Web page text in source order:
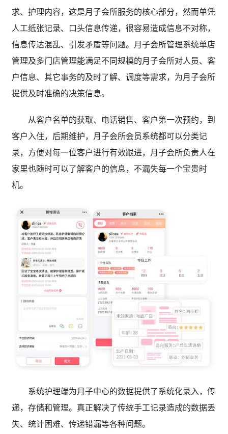
求、护理内容，这是月子会所服务的核心部分，然而单凭
人工纸张记录、口头信息传递，很容易造成信息不对称，
信息传达混乱、引发矛盾等问题。月子会所管理系统单店
管理及多门店管理能满足不同规模的月子会所对人员、客
户信息、其它事务的及时了解、调度等需求，为月子会所
提供及时准确的决策信息。
从客户名单的获取、电话销售、客户第一次预约，到
客户入住，后期维护，月子会所会员系统都可以分类记
录，方便对每一位客户进行有效跟进，月子会所负责人在
家里也随时可以了解客户的信息，不漏失每一个宝贵时
机。
系统护理端为月子中心的数据提供了系统化录入，传
递，存储和管理。真正解决了传统手工记录造成的数据丢
失、统计困难、传递错漏等各种问题。